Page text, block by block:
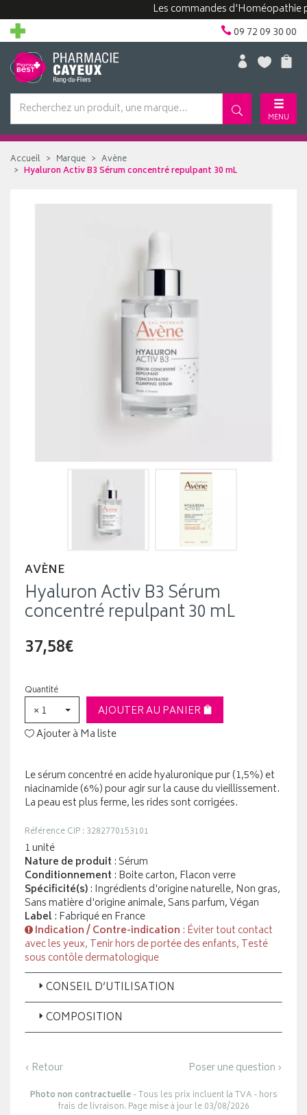
Les commandes d'Homéopathie
09 72 09 30 00
MENU
Accueil Marque
Avène
Hyaluron Activ B3 Sérum concentré repulpant 30 mL
AVÈNE
Hyaluron Activ B3 Sérum
concentré repulpant 30 mL
37,58€
Quantité
× 1
AJOUTER AU PANIER
Ajouter à Ma liste
Le sérum concentré en acide hyaluronique pur (1,5%) et
niacinamide (6%) pour agir sur la cause du vieillissement.
La peau est plus ferme, les rides sont corrigées.
Référence CIP : 3282770153101
1 unité
Nature de produit : Sérum
Conditionnement : Boite carton, Flacon verre
Spécificité(s): Ingrédients d'origine naturelle, Non gras,
Sans matière d'origine animale, Sans parfum, Végan
Label: Fabriqué en France
Indication / Contre-indication : Éviter tout contact
avec les yeux, Tenir hors de portée des enfants, Testé
sous contôle dermatologique
CONSEIL D’UTILISATION
COMPOSITION
‹ Retour Poser une question ›
Photo non contractuelle- Tous les prix incluent la TVA - hors
frais de livraison. Page mise à jour le 03/08/2026